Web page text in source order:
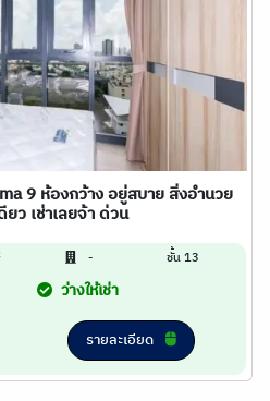
9 ห้องกว้าง อยู่สบาย สิ่งอำนวย
ว เช่าเลยจ้า ด่วน
- ชั้น 13
ว่างให้เช่า
รายละเอียด